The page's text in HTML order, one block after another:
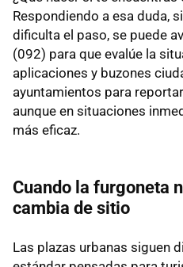
Respondiendo a esa duda,
dificulta el paso, se puede
(092) para que evalúe la
aplicaciones y buzones
ayuntamientos para
aunque en situaciones
más eficaz.
Cuando la furgoneta
cambia de sitio
Las plazas urbanas siguen